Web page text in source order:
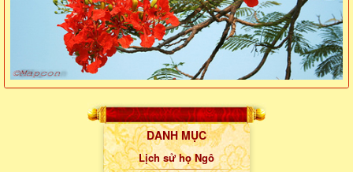
DANH MỤC
Lịch sử họ Ngô